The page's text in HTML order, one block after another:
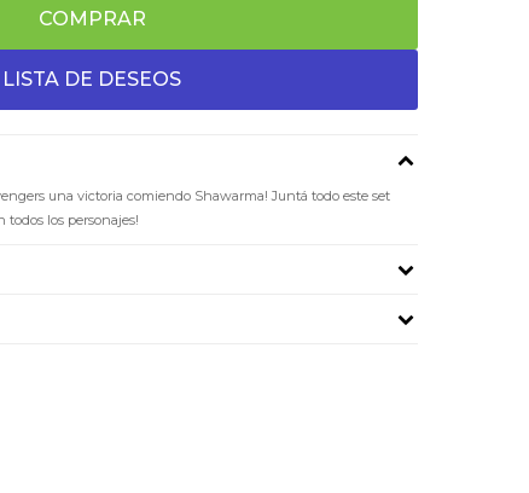
COMPRAR
una victoria comiendo Shawarma! Juntá todo este set
todos los personajes!